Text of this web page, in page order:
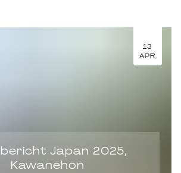
13
APR
Japan 2025,
Kawanehon